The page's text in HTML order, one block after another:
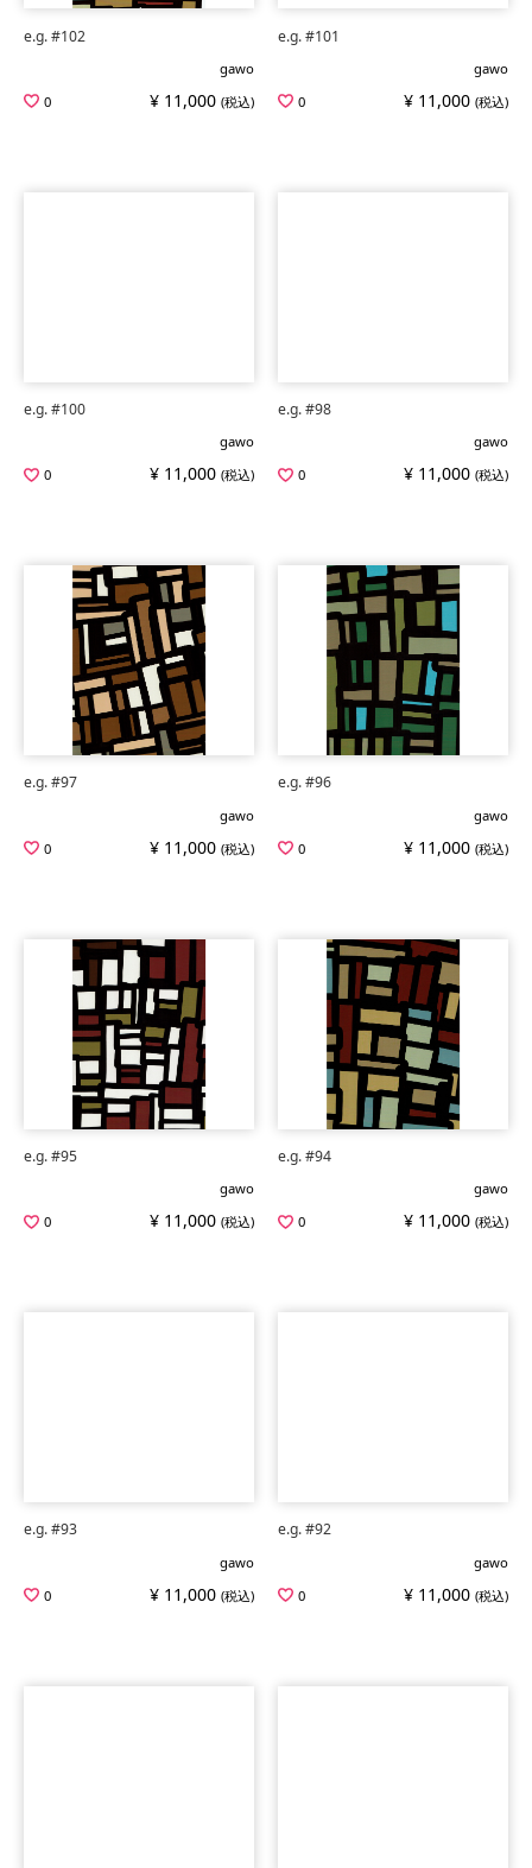
e.g. #102
gawo
0
¥ 11,000 (税込)
e.g. #101
gawo
0
¥ 11,000 (税込)
e.g. #100
gawo
0
¥ 11,000 (税込)
e.g. #98
gawo
0
¥ 11,000 (税込)
e.g. #97
gawo
0
¥ 11,000 (税込)
e.g. #96
gawo
0
¥ 11,000 (税込)
e.g. #95
gawo
0
¥ 11,000 (税込)
e.g. #94
gawo
0
¥ 11,000 (税込)
e.g. #93
gawo
0
¥ 11,000 (税込)
e.g. #92
gawo
0
¥ 11,000 (税込)